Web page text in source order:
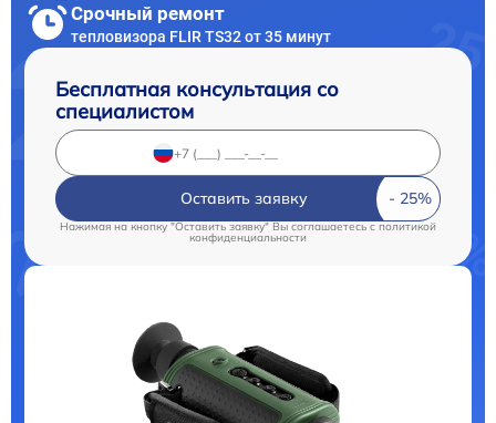
Срочный ремонт
тепловизора FLIR TS32 от 35 минут
Бесплатная консультация со
специалистом
Оставить заявку
Нажимая на кнопку "Оставить заявку" Вы соглашаетесь c политикой
конфиденциальности